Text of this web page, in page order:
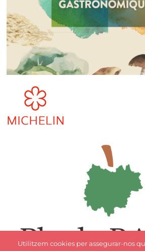
Utilitzem cookies per assegurar-nos